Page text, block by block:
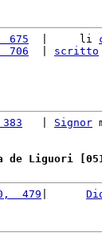
675
  |     li
706
scritto
383
Signor
de Liguori
479